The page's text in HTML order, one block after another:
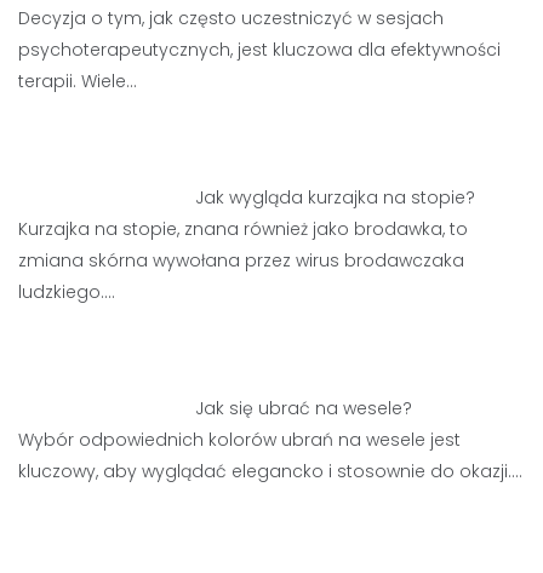
Decyzja o tym, jak często uczestniczyć w sesjach
psychoterapeutycznych, jest kluczowa dla efektywności
terapii. Wiele…
Jak wygląda kurzajka na stopie?
Kurzajka na stopie, znana również jako brodawka, to
zmiana skórna wywołana przez wirus brodawczaka
ludzkiego.…
Jak się ubrać na wesele?
Wybór odpowiednich kolorów ubrań na wesele jest
kluczowy, aby wyglądać elegancko i stosownie do okazji.…